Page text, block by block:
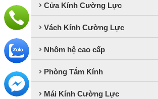
Cửa Kính Cường Lực
Vách Kính Cường Lực
Nhôm hệ cao cấp
Phòng Tắm Kính
Mái Kính Cường Lực